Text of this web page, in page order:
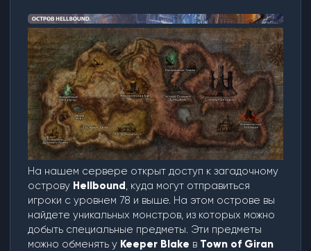
На нашем сервере открыт доступ к загадочному
острову Hellbound, куда могут отправиться
игроки с уровнем 78 и выше. На этом острове вы
найдете уникальных монстров, из которых можно
добыть специальные предметы. Эти предметы
можно обменять у Keeper Blake в Town of Giran